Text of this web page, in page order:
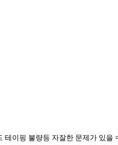
테이핑 불량등 자잘한 문제가 있을